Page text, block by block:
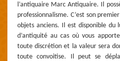
l’antiquaire Marc Antiquaire. Il
professionnalisme. C’est son
objets anciens. Il est disponible du
d’antiquité au cas où vous
toute discrétion et la valeur sera
toute convoitise. Il peut se